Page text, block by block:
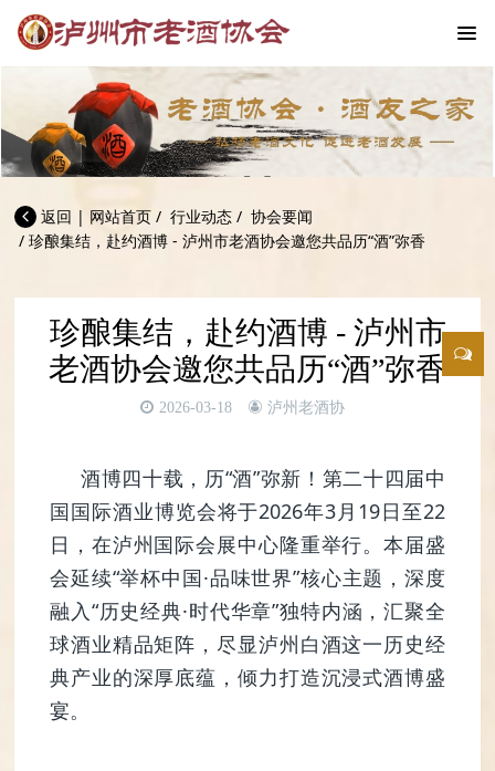
返回 | 网站首页 / 行业动态 / 协会要闻
/珍酿集结，赴约酒博 - 泸州市老酒协会邀您共品历“酒”弥香
珍酿集结，赴约酒博 - 泸州市
老酒协会邀您共品历“酒”弥香
2026-03-18 泸州老酒协
酒博四十载，历“酒”弥新！第二十四届中
国国际酒业博览会将于2026年3月19日至22
日，在泸州国际会展中心隆重举行。本届盛
会延续“举杯中国·品味世界”核心主题，深度
融入“历史经典·时代华章”独特内涵，汇聚全
球酒业精品矩阵，尽显泸州白酒这一历史经
典产业的深厚底蕴，倾力打造沉浸式酒博盛
宴。